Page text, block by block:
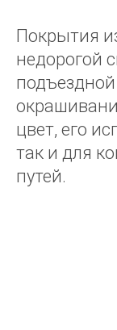
Покрытия
недорогой
цвет, его
так и для
путей.